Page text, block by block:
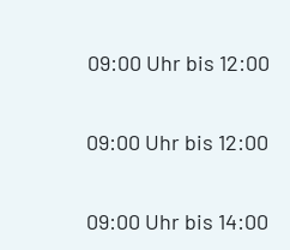
Uhr bis 12:00
Uhr bis 12:00
Uhr bis 14:00